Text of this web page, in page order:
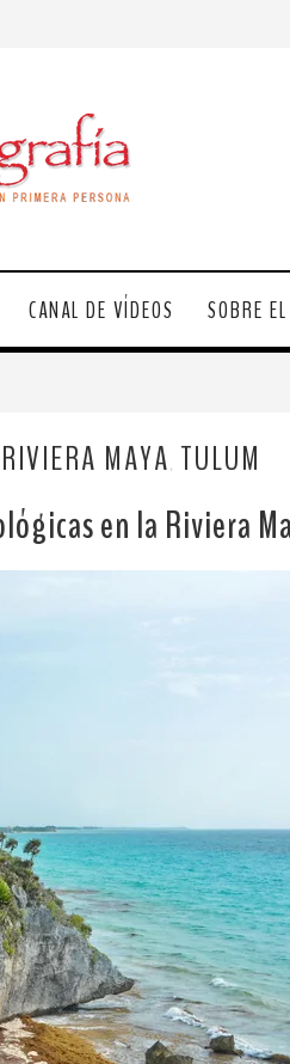
CANAL DE VÍDEOS SOBRE
RIVIERA MAYA TULUM
en la Riviera